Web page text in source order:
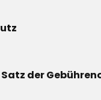
der